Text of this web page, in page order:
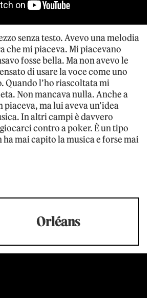
senza testo. Avevo una melodia
che mi piaceva. Mi piacevano
fosse bella. Ma non avevo le
di usare la voce come uno
Quando l’ho riascoltata mi
Non mancava nulla. Anche a
piaceva, ma lui aveva un’idea
In altri campi è davvero
contro a poker. È un tipo
mai capito la musica e forse mai
Orléans